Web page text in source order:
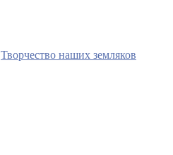
Творчество наших земляков